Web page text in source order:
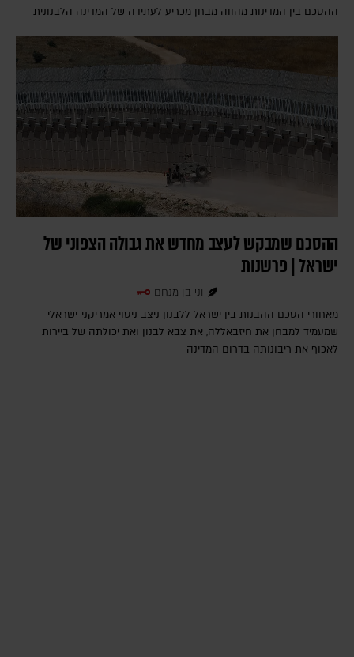
ההסכם בין המדינות מהווה מבחן מכריע לעתידה של המדינה הלבנונית
ההסכם שמבקש לעצב מחדש את גבולה הצפוני של
ישראל | פרשנות
יוני בן מנחם
מאחורי הסכם ההבנות בין ישראל ללבנון ניצב ניסוי אמריקני-ישראלי
שמעמיד למבחן את חיזבאללה, את צבא לבנון ואת יכולתה של ביירות
לאכוף את ריבונותה בדרום המדינה